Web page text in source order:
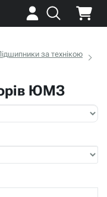
за технікою
ЮМЗ